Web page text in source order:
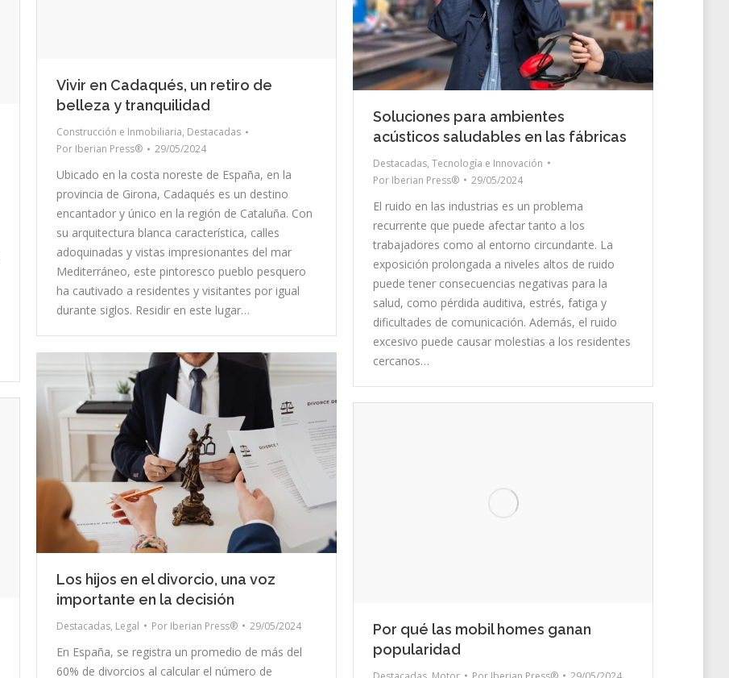
Vivir en Cadaqués, un retiro de
belleza y tranquilidad
Construcción e Inmobiliaria, Destacadas
Por Iberian Press® 29/05/2024
Ubicado en la costa noreste de España, en la
provincia de Girona, Cadaqués es un destino
encantador y único en la región de Cataluña. Con
su arquitectura blanca característica, calles
adoquinadas y vistas impresionantes del mar
Mediterráneo, este pintoresco pueblo pesquero
ha cautivado a residentes y visitantes por igual
durante siglos. Residir en este lugar…
Soluciones para ambientes
acústicos saludables en las fábricas
Destacadas, Tecnología e Innovación
Por Iberian Press® 29/05/2024
El ruido en las industrias es un problema
recurrente que puede afectar tanto a los
trabajadores como al entorno circundante. La
exposición prolongada a niveles altos de ruido
puede tener consecuencias negativas para la
salud, como pérdida auditiva, estrés, fatiga y
dificultades de comunicación. Además, el ruido
excesivo puede causar molestias a los residentes
cercanos…
Los hijos en el divorcio, una voz
importante en la decisión
Destacadas, Legal Por Iberian Press® 29/05/2024
En España, se registra un promedio de más del
60% de divorcios al calcular el número de
Por qué las mobil homes ganan
popularidad